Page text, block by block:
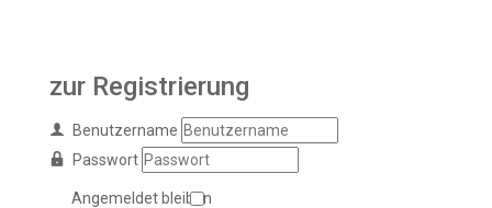
zur Registrierung
Benutzername
Passwort
Angemeldet bleiben